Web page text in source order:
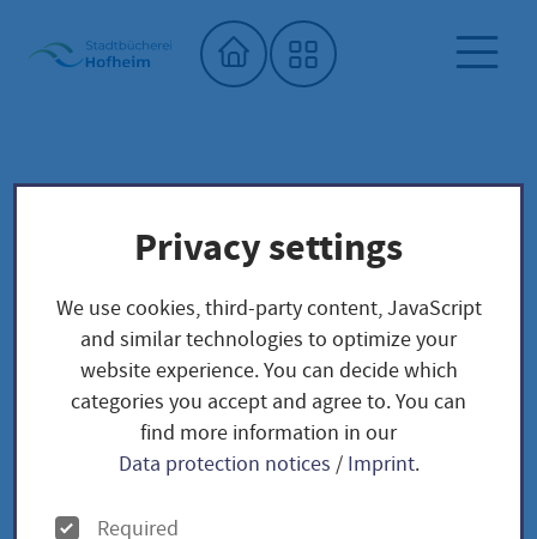
Home"
Unser Saatgut: Aussaat - Ernte -
Fruchtgemüse
TOMATEN
Teardrop / Solanum lycopersicum
Teardrop / Solanum
lycopersicum
Privacy settings
We use cookies, third-party content, JavaScript
and similar technologies to optimize your
website experience. You can decide which
categories you accept and agree to. You can
find more information in our
Data protection notices / Imprint.
O
Required